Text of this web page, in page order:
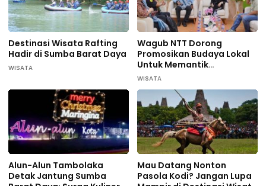
Destinasi Wisata Rafting
Hadir di Sumba Barat Daya
WISATA
Wagub NTT Dorong
Promosikan Budaya Lokal
Untuk Memantik
Wisatawan Datang di
WISATA
Alun-Alun Tambolaka
Detak Jantung Sumba
Mau Datang Nonton
Pasola Kodi? Jangan Lupa